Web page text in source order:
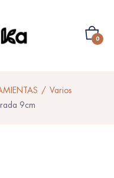
0
Varios
9cm